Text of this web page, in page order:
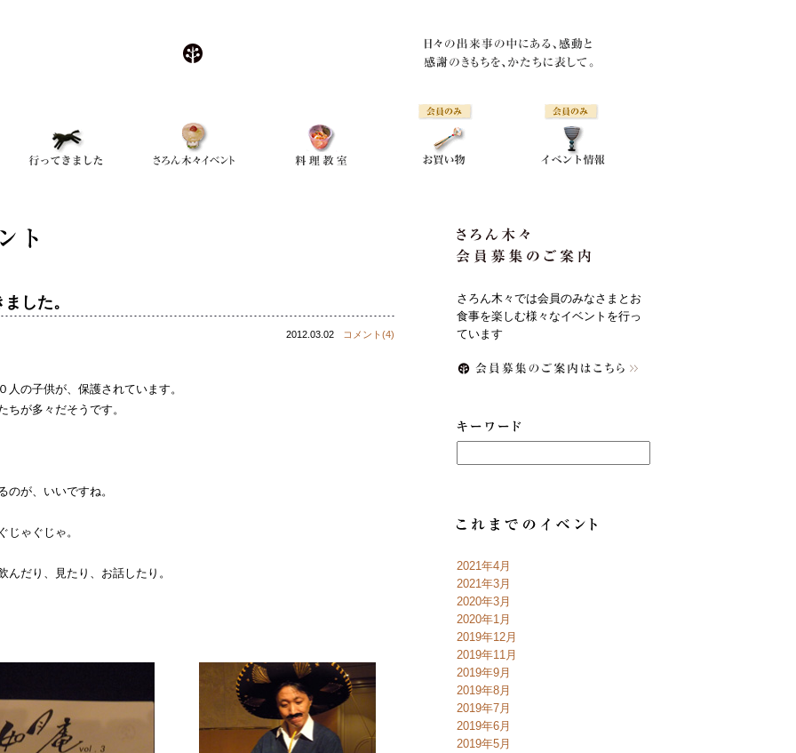
した。
コメント(4)
2012.03.02
人の子供が、保護されています。
が多々だそうです。
が、いいですね。
じゃぐじゃ。
だり、見たり、お話したり。
さろん木々では会員のみなさまとお
食事を楽しむ様々なイベントを行っ
ています
2021年4月
2021年3月
2020年3月
2020年1月
2019年12月
2019年11月
2019年9月
2019年8月
2019年7月
2019年6月
2019年5月